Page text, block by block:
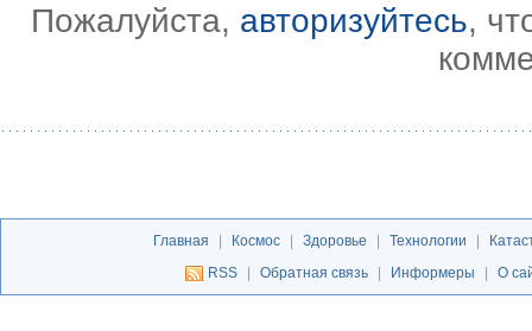
Пожалуйста, авторизуйтесь,
Главная Космос Здоровье Технологии
RSS
Обратная связь Информеры О